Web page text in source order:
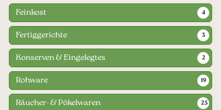
Feinkost 4
Fertiggerichte 3
Konserven & Eingelegtes 2
Rohware 19
Räucher- & Pökelwaren 25